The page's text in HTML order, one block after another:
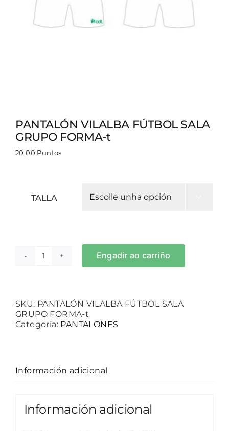
PANTALÓN VILALBA FÚTBOL SALA
GRUPO FORMA-t
20,00 Puntos
TALLA
PANTALÓN
GRUPO
FORMA-
t
Engadir ao carriño
SKU: PANTALÓN VILALBA FÚTBOL SALA
GRUPO FORMA-t
Categoría: PANTALONES
Información adicional
Información adicional